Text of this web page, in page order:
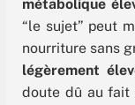
métabolique
“le sujet” peut
nourriture sans
légèrement
doute dû au fait